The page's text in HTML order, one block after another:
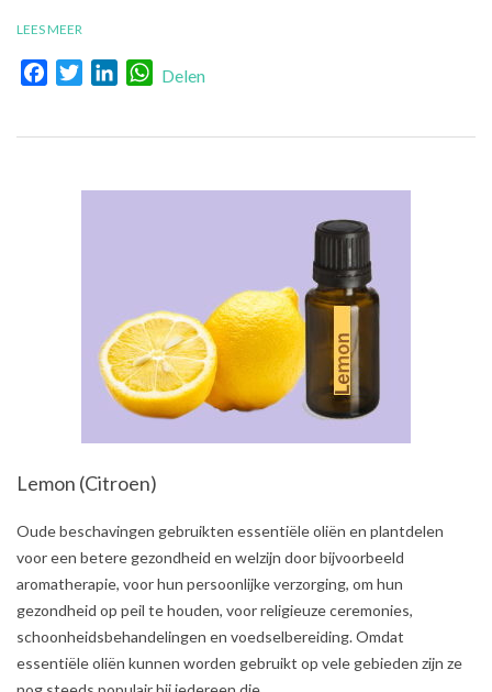
LEES MEER
FacebookTwitterLinkedInWhatsApp
Delen
Lemon (Citroen)
2021-
Oude beschavingen gebruikten essentiële oliën en plantdelen
voor een betere gezondheid en welzijn door bijvoorbeeld
aromatherapie, voor hun persoonlijke verzorging, om hun
gezondheid op peil te houden, voor religieuze ceremonies,
schoonheidsbehandelingen en voedselbereiding. Omdat
essentiële oliën kunnen worden gebruikt op vele gebieden zijn ze